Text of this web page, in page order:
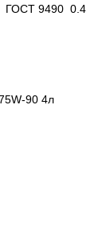
ГОСТ 9490 0.4
90 4л